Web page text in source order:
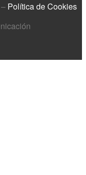
– Política de Cookies